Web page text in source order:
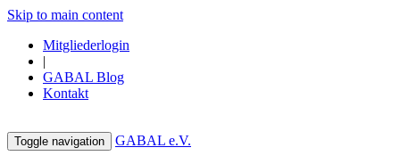
Skip to main content
Mitgliederlogin
|
GABAL Blog
Kontakt
Toggle navigation GABAL e.V.